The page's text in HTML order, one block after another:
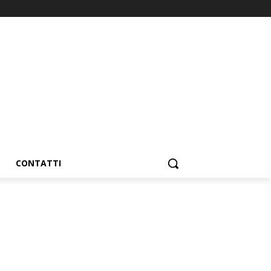
CONTATTI